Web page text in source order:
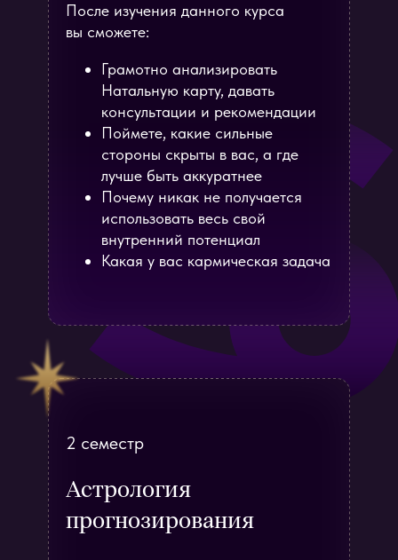
После изучения данного курса
вы сможете:
Грамотно анализировать
Натальную карту, давать
консультации и рекомендации
Поймете, какие сильные
стороны скрыты в вас, а где
лучше быть аккуратнее
Почему никак не получается
использовать весь свой
внутренний потенциал
Какая у вас кармическая задача
2 семестр
Астрология
прогнозирования